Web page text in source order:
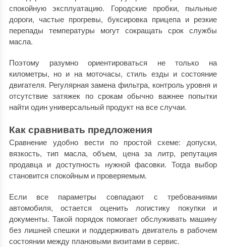
спокойную эксплуатацию. Городские пробки, пыльные
дороги, частые прогревы, буксировка прицепа и резкие
перепады температуры могут сокращать срок службы
масла.
Поэтому разумно ориентироваться не только на
километры, но и на моточасы, стиль езды и состояние
двигателя. Регулярная замена фильтра, контроль уровня и
отсутствие затяжек по срокам обычно важнее попытки
найти один универсальный продукт на все случаи.
Как сравнивать предложения
Сравнение удобно вести по простой схеме: допуски,
вязкость, тип масла, объем, цена за литр, репутация
продавца и доступность нужной фасовки. Тогда выбор
становится спокойным и проверяемым.
Если все параметры совпадают с требованиями
автомобиля, остается оценить логистику покупки и
документы. Такой порядок помогает обслуживать машину
без лишней спешки и поддерживать двигатель в рабочем
состоянии между плановыми визитами в сервис.